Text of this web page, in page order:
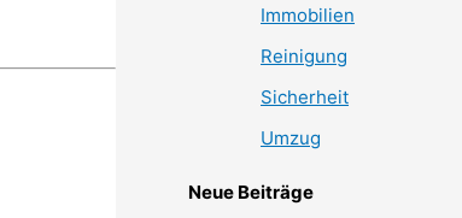
Immobilien
Reinigung
Sicherheit
Umzug
Neue Beiträge